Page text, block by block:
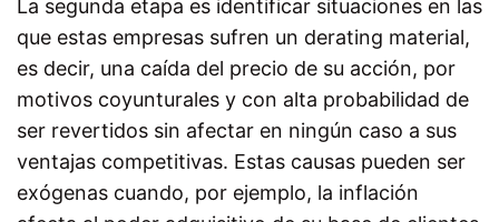
La segunda etapa es identificar situaciones en las
que estas empresas sufren un derating material,
es decir, una caída del precio de su acción, por
motivos coyunturales y con alta probabilidad de
ser revertidos sin afectar en ningún caso a sus
ventajas competitivas. Estas causas pueden ser
exógenas cuando, por ejemplo, la inflación